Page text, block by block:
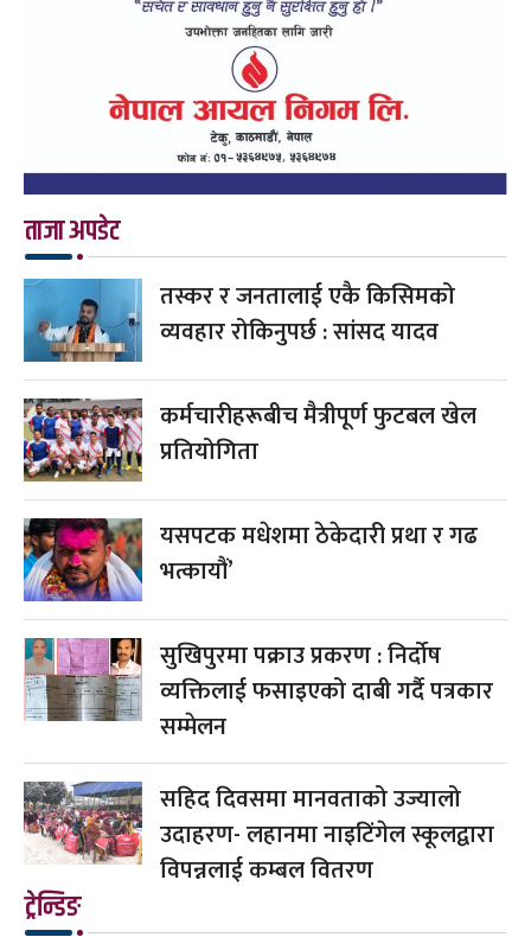
ताजा अपडेट
तस्कर र जनतालाई एकै किसिमको
व्यवहार रोकिनुपर्छ : सांसद यादव
कर्मचारीहरूबीच मैत्रीपूर्ण फुटबल खेल
प्रतियोगिता
यसपटक मधेशमा ठेकेदारी प्रथा र गढ
भत्कायौं’
सुखिपुरमा पक्राउ प्रकरण : निर्दोष
व्यक्तिलाई फसाइएको दाबी गर्दै पत्रकार
सम्मेलन
सहिद दिवसमा मानवताको उज्यालो
उदाहरण- लहानमा नाइटिंगेल स्कूलद्वारा
विपन्नलाई कम्बल वितरण
ट्रेन्डिङ